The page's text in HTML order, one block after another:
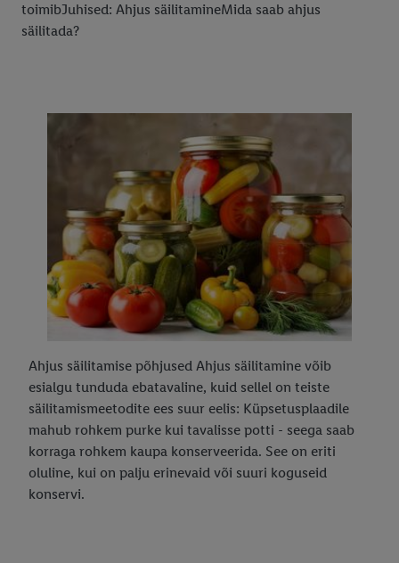
toimibJuhised: Ahjus säilitamineMida saab ahjus
säilitada?
Ahjus säilitamise põhjused Ahjus säilitamine võib
esialgu tunduda ebatavaline, kuid sellel on teiste
säilitamismeetodite ees suur eelis: Küpsetusplaadile
mahub rohkem purke kui tavalisse potti - seega saab
korraga rohkem kaupa konserveerida. See on eriti
oluline, kui on palju erinevaid või suuri koguseid
konservi.